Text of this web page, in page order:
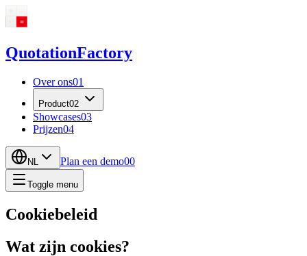
QuotationFactory
Over ons01
Product02
Showcases03
Prijzen04
NL Plan een demo00
Toggle menu
Cookiebeleid
Wat zijn cookies?